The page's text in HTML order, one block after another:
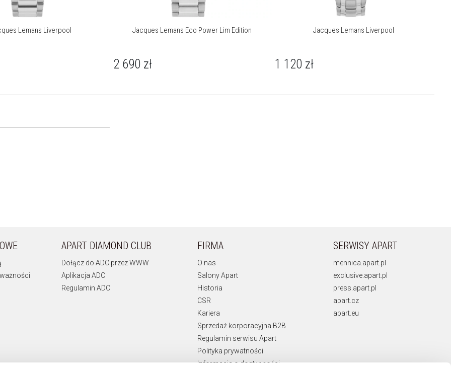
Lemans Liverpool Jacques Lemans Eco Power Lim Edition
2 690 zł
Jacques Lemans Liverpool
1 120 zł
APART DIAMOND CLUB
Dołącz do ADC przez WWW
Aplikacja ADC
Regulamin ADC
FIRMA
O nas
Salony Apart
Historia
CSR
Kariera
Sprzedaż korporacyjna B2B
Regulamin serwisu Apart
Polityka prywatności
Informacja o dostępności
SERWISY APART
mennica.apart.pl
exclusive.apart.pl
press.apart.pl
apart.cz
apart.eu